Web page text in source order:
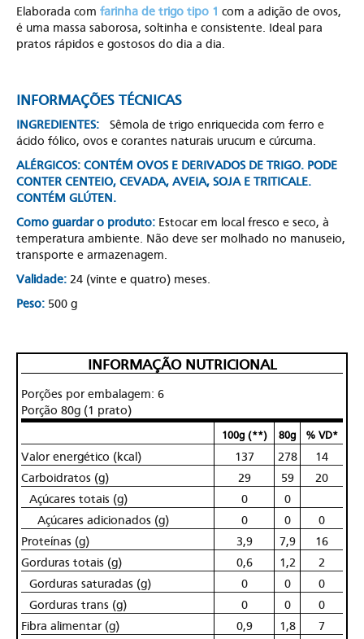
Elaborada com farinha de trigo tipo 1 com a adição de ovos,
é uma massa saborosa, soltinha e consistente. Ideal para
pratos rápidos e gostosos do dia a dia.
INFORMAÇÕES TÉCNICAS
INGREDIENTES:
Sêmola de trigo enriquecida com ferro e
ácido fólico, ovos e corantes naturais urucum e cúrcuma.
ALÉRGICOS: CONTÉM OVOS E DERIVADOS DE TRIGO. PODE
CONTER CENTEIO, CEVADA, AVEIA, SOJA E TRITICALE.
CONTÉM GLÚTEN.
Como guardar o produto: Estocar em local fresco e seco, à
temperatura ambiente. Não deve ser molhado no manuseio,
transporte e armazenagem.
Validade: 24 (vinte e quatro) meses.
Peso: 500 g
INFORMAÇÃO NUTRICIONAL
Porções por embalagem: 6
Porção 80g (1 prato)
100g (**) 80g % VD*
Valor energético (kcal) 137 278
14
Carboidratos (g)
29 59
20
Açúcares totais (g)
0
0
Açúcares adicionados (g)
0 0
0
Proteínas (g)
3,9 7,9
16
Gorduras totais (g)
0,6 1,2
2
Gorduras saturadas (g)
0 0
0
Gorduras trans (g)
0 0
0
Fibra alimentar (g)
0,9 1,8
7